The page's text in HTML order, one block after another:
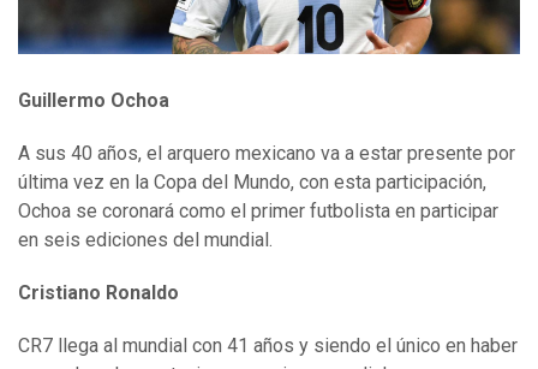
Guillermo Ochoa
A sus 40 años, el arquero mexicano va a estar presente por
última vez en la Copa del Mundo, con esta participación,
Ochoa se coronará como el primer futbolista en participar
en seis ediciones del mundial.
Cristiano Ronaldo
CR7 llega al mundial con 41 años y siendo el único en haber